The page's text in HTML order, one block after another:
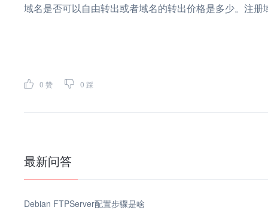
域名是否可以自由转出或者域名的转出价格是多少。注
0 赞 0 踩
最新问答
Debian FTPServer配置步骤是啥